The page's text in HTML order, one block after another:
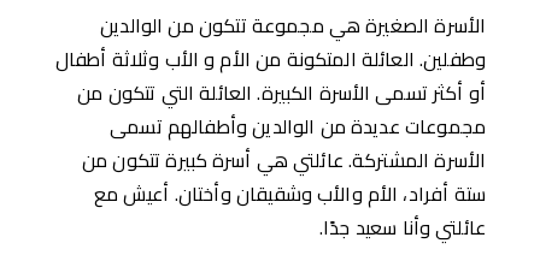
الأسرة الصغيرة هي مجموعة تتكون من الوالدين
وطفلين. العائلة المتكونة من اﻷم و اﻷب وثلاثة أطفال
أو أكثر تسمى الأسرة الكبيرة. العائلة التي تتكون من
مجموعات عديدة من الوالدين وأطفالهم تسمى
الأسرة المشتركة. عائلتي هي أسرة كبيرة تتكون من
ستة أفراد، الأم والأب وشقيقان وأختان. أعيش مع
عائلتي وأنا سعيد جدًا.